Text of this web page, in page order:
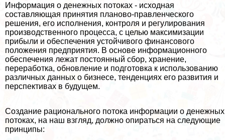
Информация о денежных потоках - исходная
составляющая принятия планово-правленческого
решения, его исполнения, контроля и регулирования
производственного процесса, с целью максимизации
прибыли и обеспечения устойчивого финансового
положения предприятия. В основе информационного
обеспечения лежат постоянный сбор, хранение,
переработка, обновление и подготовка к использованию
различных данных о бизнесе, тенденциях его развития и
перспективах в будущем.
Создание рационального потока информации о денежных
потоках, на наш взгляд, должно опираться на следующие
принципы: